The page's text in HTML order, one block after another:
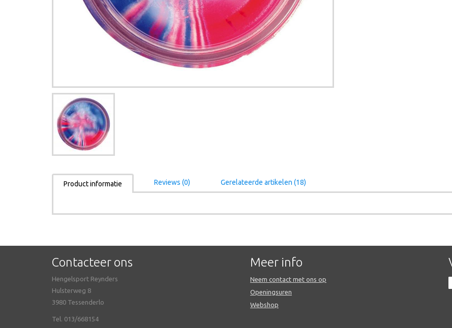
Product informatie Reviews (0) Gerelateerde artikelen (18)
Contacteer ons
Hengelsport Reynders
Hulsterweg 8
3980 Tessenderlo
Tel. 013/668154
Meer info
Neem contact met ons op
Openingsuren
Webshop